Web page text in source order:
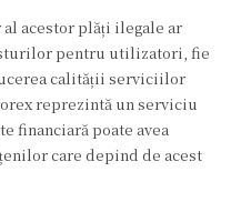
acestor plăți ilegale ar
pentru utilizatori, fie
calității serviciilor
reprezintă un serviciu
financiară poate avea
care depind de acest